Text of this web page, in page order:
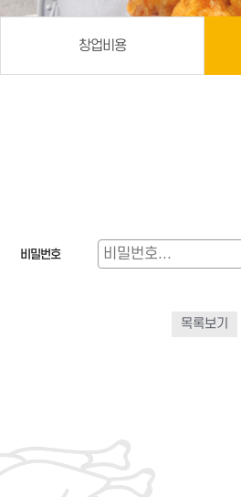
창업비용
비밀번호
목록보기